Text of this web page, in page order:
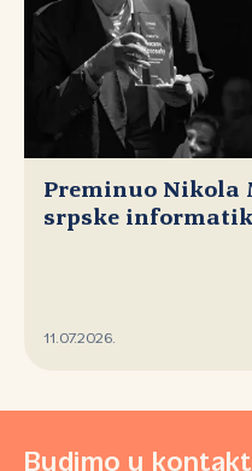
Preminuo
srpske
11.07.2026.
Budimo u